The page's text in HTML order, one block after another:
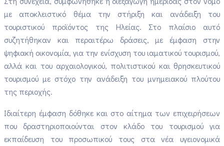
με αποκλειστικό θέμα την στήριξη και ανάδειξη του
τουριστικού προϊόντος της Ηλείας. Στο πλαίσιο αυτό
συζητήθηκαν και περαιτέρω δράσεις, με έμφαση στην
ψηφιακή οικονομία, για την ενίσχυση του ιαματικού τουρισμού,
αλλά και του αρχαιολογικού, πολιτιστικού και θρησκευτικού
τουρισμού με στόχο την ανάδειξη του μνημειακού πλούτου
της περιοχής.
Ιδιαίτερη έμφαση δόθηκε και στο αίτημα των επιχειρήσεων
που δραστηριοποιούνται στον κλάδο του τουρισμού για
εκπαίδευση του προσωπικού τους στα νέα υγειονομικά